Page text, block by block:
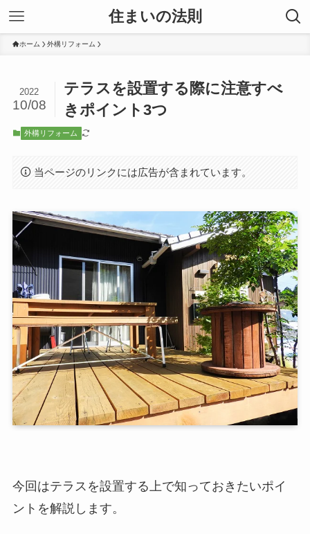
住まいの法則
ホーム 外構リフォーム
テラスを設置する際に注意すべ
きポイント3つ
2022
10/08
外構リフォーム
当ページのリンクには広告が含まれています。
今回はテラスを設置する上で知っておきたいポイ
ントを解説します。